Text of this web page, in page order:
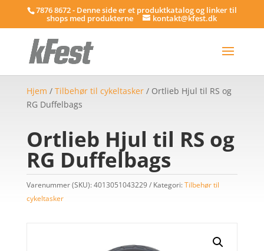
7876 8672 - Denne side er et produktkatalog og linker til
shops med produkterne kontakt@kfest.dk
Hjem / Tilbehør til cykeltasker/ Ortlieb Hjul til RS og
RG Duffelbags
Ortlieb Hjul til RS og
RG Duffelbags
Varenummer (SKU):4013051043229 Kategori:Tilbehør til
cykeltasker